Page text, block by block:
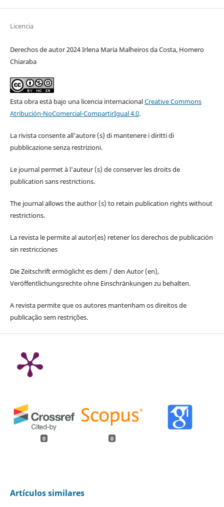
Licencia
Derechos de autor 2024 Irlena Maria Malheiros da Costa, Homero
Chiaraba
Esta obra está bajo una licencia internacionalCreative Commons
Atribución-NoComercial-CompartirIgual 4.0.
La rivista consente all'autore (s) di mantenere i diritti di
pubblicazione senza restrizioni.
Le journal permet à l'auteur (s) de conserver les droits de
publication sans restrictions.
The journal allows the author (s) to retain publication rights without
restrictions.
La revista le permite al autor(es) retener los derechos de publicación
sin restricciones
Die Zeitschrift ermöglicht es dem / den Autor (en),
Veröffentlichungsrechte ohne Einschränkungen zu behalten.
A revista permite que os autores mantenham os direitos de
publicação sem restrições.
0 0
Artículos similares